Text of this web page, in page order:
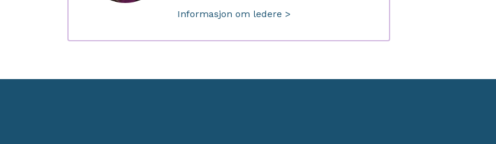
Informasjon om ledere >